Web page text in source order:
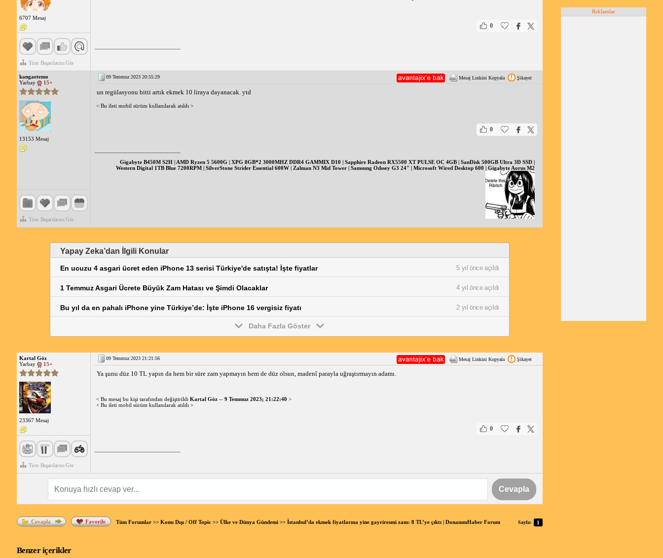
6707 Mesaj
Tüm Başarılarını Gör
0
kangaetemo
Yarbay
15+
13153 Mesaj
Tüm Başarılarını Gör
09 Temmuz 2023 20:55:29 Mesaj Linkini Kopyala Şikayet
un regülasyonu bitti artık ekmek 10 liraya dayanacak. ytd
< Bu ileti mobil sürüm kullanılarak atıldı >
0
Gigabyte B450M S2H | AMD Ryzen 5 5600G | XPG 8GB*2 3000MHZ DDR4 GAMMIX D10 | Sapphire Radeon RX5500 XT PULSE OC 4GB | SanDisk 500GB Ultra 3D SSD |
Western Digital 1TB Blue 7200RPM | SilverStone Strider Essential 600W | Zalman N3 Mid Tower | Samsung Odssey G3 24" | Microsoft Wired Desktop 600 | Gigabyte Aorus M2
Yapay Zeka’dan İlgili Konular
En ucuzu 4 asgari ücret eden iPhone 13 serisi Türkiye'de satışta! İşte fiyatlar 5 yıl önce açıldı
1 Temmuz Asgari Ücrete Büyük Zam Hatası ve Şimdi Olacaklar 4 yıl önce açıldı
Bu yıl da en pahalı iPhone yine Türkiye’de: İşte iPhone 16 vergisiz fiyatı 2 yıl önce açıldı
Daha Fazla Göster
Kartal Göz
Yarbay
15+
23367 Mesaj
Tüm Başarılarını Gör
09 Temmuz 2023 21:21:56 Mesaj Linkini Kopyala Şikayet
Ya şunu düz 10 TL yapın da hem bir süre zam yapmayın hem de düz olsun, madenî parayla uğraştırmayın adamı.
< Bu mesaj bu kişi tarafından değiştirildi Kartal Göz-- 9 Temmuz 2023; 21:22:40 >
< Bu ileti mobil sürüm kullanılarak atıldı >
0
Cevapla
Sayfa: 1
Cevapla Favorile Tüm Forumlar>> Konu Dışı / Off Topic>> Ülke ve Dünya Gündemi>> İstanbul’da ekmek fiyatlarına yine gayriresmi zam: 8 TL’ye çıktı | DonanımHaber Forum
Benzer içerikler
Reklamlar